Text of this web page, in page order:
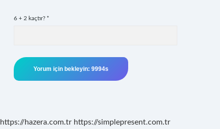
6 + 2 kaçtır? *
https://hazera.com.tr https://simplepresent.com.tr